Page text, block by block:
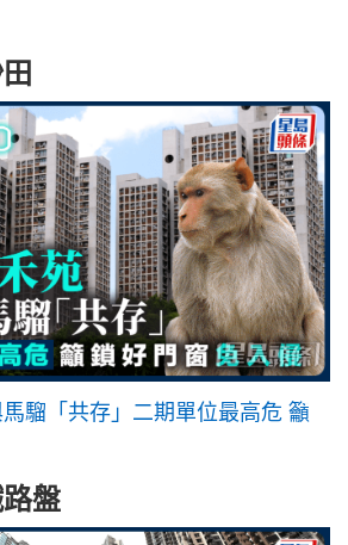
騮「共存」二期單位最高危 籲
盤